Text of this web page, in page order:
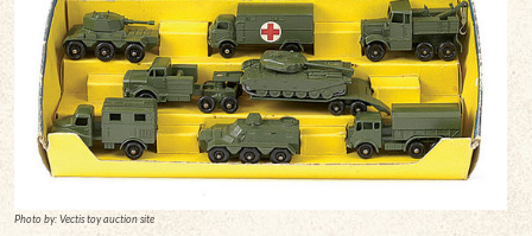
Photo by: Vectis toy auction site